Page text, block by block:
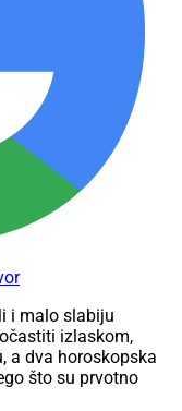
i malo slabiju
izlaskom,
a dva horoskopska
što su prvotno